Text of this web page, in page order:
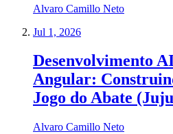
Alvaro Camillo Neto
Jul 1, 2026
Desenvolvimento
Angular:
Jogo do Abate
Alvaro Camillo Neto